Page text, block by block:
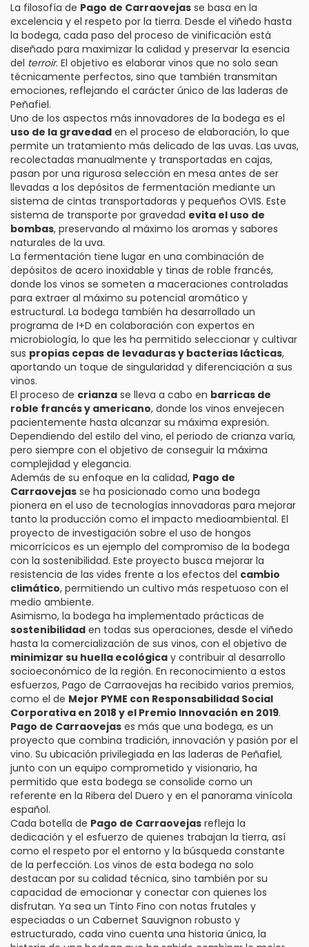
La filosofía de Pago de Carraovejas se basa en la
excelencia y el respeto por la tierra. Desde el viñedo hasta
la bodega, cada paso del proceso de vinificación está
diseñado para maximizar la calidad y preservar la esencia
del terroir. El objetivo es elaborar vinos que no solo sean
técnicamente perfectos, sino que también transmitan
emociones, reflejando el carácter único de las laderas de
Peñafiel.
Uno de los aspectos más innovadores de la bodega es el
uso de la gravedad en el proceso de elaboración, lo que
permite un tratamiento más delicado de las uvas. Las uvas,
recolectadas manualmente y transportadas en cajas,
pasan por una rigurosa selección en mesa antes de ser
llevadas a los depósitos de fermentación mediante un
sistema de cintas transportadoras y pequeños OVIS. Este
sistema de transporte por gravedad evita el uso de
bombas, preservando al máximo los aromas y sabores
naturales de la uva.
La fermentación tiene lugar en una combinación de
depósitos de acero inoxidable y tinas de roble francés,
donde los vinos se someten a maceraciones controladas
para extraer al máximo su potencial aromático y
estructural. La bodega también ha desarrollado un
programa de I+D en colaboración con expertos en
microbiología, lo que les ha permitido seleccionar y cultivar
sus propias cepas de levaduras y bacterias lácticas,
aportando un toque de singularidad y diferenciación a sus
vinos.
El proceso de crianza se lleva a cabo en barricas de
roble francés y americano, donde los vinos envejecen
pacientemente hasta alcanzar su máxima expresión.
Dependiendo del estilo del vino, el periodo de crianza varía,
pero siempre con el objetivo de conseguir la máxima
complejidad y elegancia.
Además de su enfoque en la calidad, Pago de
Carraovejas se ha posicionado como una bodega
pionera en el uso de tecnologías innovadoras para mejorar
tanto la producción como el impacto medioambiental. El
proyecto de investigación sobre el uso de hongos
micorrícicos es un ejemplo del compromiso de la bodega
con la sostenibilidad. Este proyecto busca mejorar la
resistencia de las vides frente a los efectos del cambio
climático, permitiendo un cultivo más respetuoso con el
medio ambiente.
Asimismo, la bodega ha implementado prácticas de
sostenibilidad en todas sus operaciones, desde el viñedo
hasta la comercialización de sus vinos, con el objetivo de
minimizar su huella ecológica y contribuir al desarrollo
socioeconómico de la región. En reconocimiento a estos
esfuerzos, Pago de Carraovejas ha recibido varios premios,
como el de Mejor PYME con Responsabilidad Social
Corporativa en 2018 y el Premio Innovación en 2019.
Pago de Carraovejas es más que una bodega, es un
proyecto que combina tradición, innovación y pasión por el
vino. Su ubicación privilegiada en las laderas de Peñafiel,
junto con un equipo comprometido y visionario, ha
permitido que esta bodega se consolide como un
referente en la Ribera del Duero y en el panorama vinícola
español.
Cada botella de Pago de Carraovejas refleja la
dedicación y el esfuerzo de quienes trabajan la tierra, así
como el respeto por el entorno y la búsqueda constante
de la perfección. Los vinos de esta bodega no solo
destacan por su calidad técnica, sino también por su
capacidad de emocionar y conectar con quienes los
disfrutan. Ya sea un Tinto Fino con notas frutales y
especiadas o un Cabernet Sauvignon robusto y
estructurado, cada vino cuenta una historia única, la